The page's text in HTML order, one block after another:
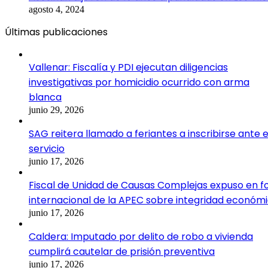
agosto 4, 2024
Últimas publicaciones
Vallenar: Fiscalía y PDI ejecutan diligencias
investigativas por homicidio ocurrido con arma
blanca
junio 29, 2026
SAG reitera llamado a feriantes a inscribirse ante
servicio
junio 17, 2026
Fiscal de Unidad de Causas Complejas expuso en
internacional de la APEC sobre integridad
junio 17, 2026
Caldera: Imputado por delito de robo a vivienda
cumplirá cautelar de prisión preventiva
junio 17, 2026